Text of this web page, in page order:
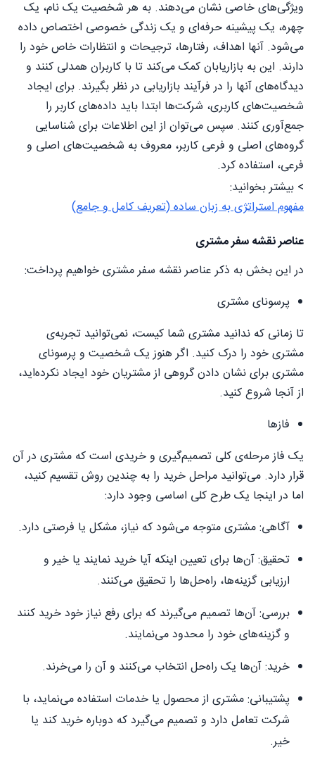
ویژگی‌های خاصی نشان می‌دهند. به هر شخصیت یک نام، یک
چهره، یک پیشینه حرفه‌ای و یک زندگی خصوصی اختصاص داده
می‌شود. آنها اهداف، رفتارها، ترجیحات و انتظارات خاص خود را
دارند. این به بازاریابان کمک می‌کند تا با کاربران همدلی کنند و
دیدگاه‌های آنها را در فرآیند بازاریابی در نظر بگیرند. برای ایجاد
شخصیت‌های کاربری، شرکت‌ها ابتدا باید داده‌های کاربر را
جمع‌آوری کنند. سپس می‌توان از این اطلاعات برای شناسایی
گروه‌های اصلی و فرعی کاربر، معروف به شخصیت‌های اصلی و
فرعی، استفاده کرد.
> بیشتر بخوانید:
مفهوم استراتژی به زبان ساده (تعریف کامل و جامع)
عناصر نقشه سفر مشتری
در این بخش به ذکر عناصر نقشه سفر مشتری خواهیم پرداخت:
پرسونای مشتری
تا زمانی که ندانید مشتری شما کیست، نمی‌توانید تجربه‌ی
مشتری خود را درک کنید. اگر هنوز یک شخصیت و پرسونای
مشتری برای نشان دادن گروهی از مشتریان خود ایجاد نکرده‌اید،
از آنجا شروع کنید.
فازها
یک فاز مرحله‌ی کلی تصمیم‌گیری و خریدی است که مشتری در آن
قرار دارد. می‌توانید مراحل خرید را به چندین روش تقسیم کنید،
اما در اینجا یک طرح کلی اساسی وجود دارد:
آگاهی: مشتری متوجه می‌شود که نیاز، مشکل یا فرصتی دارد.
تحقیق: آن‌ها برای تعیین اینکه آیا خرید نمایند یا خیر و
ارزیابی گزینه‌ها، راه‌حل‌ها را تحقیق می‌کنند.
بررسی: آن‌ها تصمیم می‌گیرند که برای رفع نیاز خود خرید کنند
و گزینه‌های خود را محدود می‌نمایند.
خرید: آن‌ها یک راه‌حل انتخاب می‌کنند و آن را می‌خرند.
پشتیبانی: مشتری از محصول یا خدمات استفاده می‌نماید، با
شرکت تعامل دارد و تصمیم می‌گیرد که دوباره خرید کند یا
خیر.